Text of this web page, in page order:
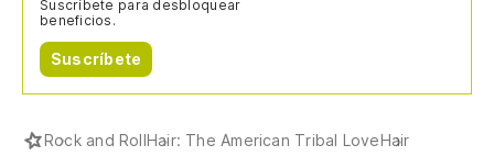
Suscríbete para desbloquear
beneficios.
Suscríbete
Rock and RollHair: The American Tribal LoveHair